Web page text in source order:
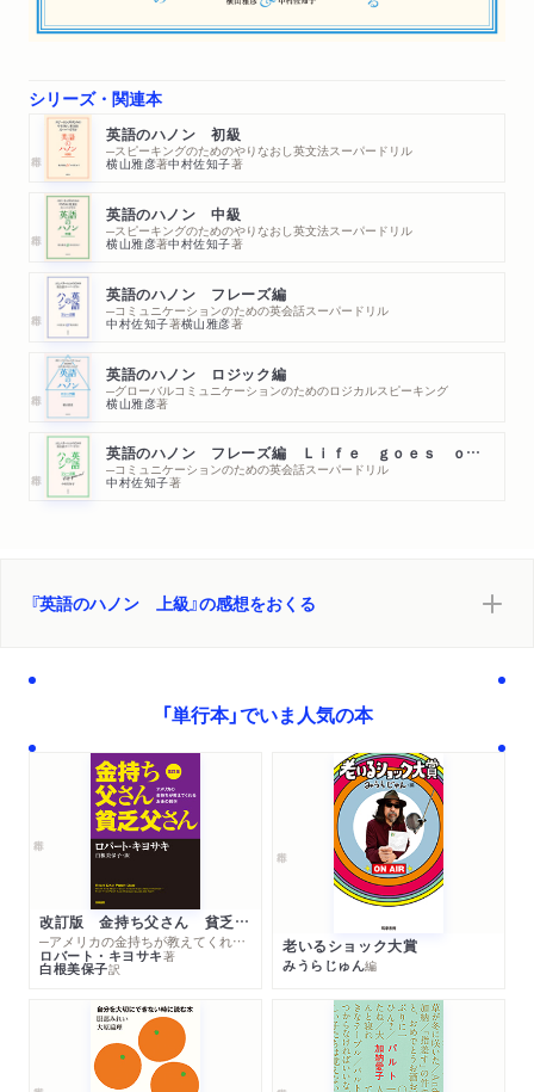
シリーズ・関連本
英語のハノン 初級
─スピーキングのためのやりなおし英文法スーパードリル
横山雅彦著中村佐知子著
英語のハノン 中級
─スピーキングのためのやりなおし英文法スーパードリル
横山雅彦著中村佐知子著
英語のハノン フレーズ編
─コミュニケーションのための英会話スーパードリル
中村佐知子著横山雅彦著
英語のハノン ロジック編
─グローバルコミュニケーションのためのロジカルスピーキング
横山雅彦著
英語のハノン フレーズ編 Ｌｉｆｅ ｇｏｅｓ ｏｎ！
─コミュニケーションのための英会話スーパードリル
中村佐知子著
『英語のハノン 上級』の感想をおくる
「単行本」でいま人気の本
改訂版 金持ち父さん 貧乏父さん
─アメリカの金持ちが教えてくれるお金の哲学
ロバート・キヨサキ著
白根美保子訳
老いるショック大賞
みうらじゅん編